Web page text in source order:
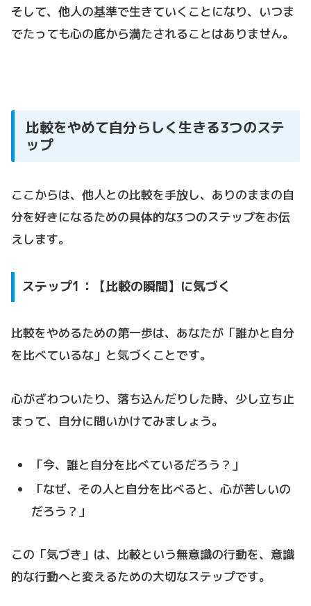
そして、他人の基準で生きていくことになり、いつま
でたっても心の底から満たされることはありません。
比較をやめて自分らしく生きる3つのステ
ップ
ここからは、他人との比較を手放し、ありのままの自
分を好きになるための具体的な3つのステップをお伝
えします。
ステップ1：【比較の瞬間】に気づく
比較をやめるための第一歩は、あなたが「誰かと自分
を比べているな」と気づくことです。
心がざわついたり、落ち込んだりした時、少し立ち止
まって、自分に問いかけてみましょう。
「今、誰と自分を比べているだろう？」
「なぜ、その人と自分を比べると、心が苦しいの
だろう？」
この「気づき」は、比較という無意識の行動を、意識
的な行動へと変えるための大切なステップです。